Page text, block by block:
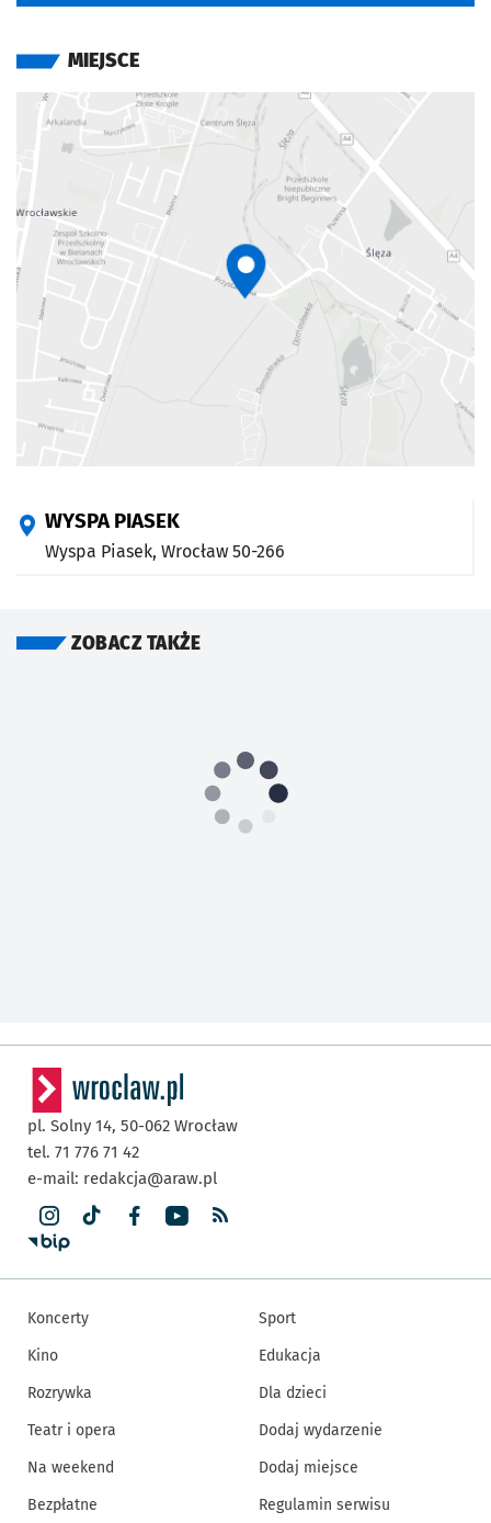
MIEJSCE
WYSPA PIASEK
Wyspa Piasek, Wrocław 50-266
ZOBACZ TAKŻE
pl. Solny 14, 50-062 Wrocław
tel. 71 776 71 42
e-mail: redakcja@araw.pl
Koncerty
Kino
Rozrywka
Teatr i opera
Na weekend
Bezpłatne
Sport
Edukacja
Dla dzieci
Dodaj wydarzenie
Dodaj miejsce
Regulamin serwisu